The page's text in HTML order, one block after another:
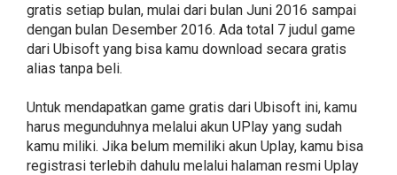
gratis setiap bulan, mulai dari bulan Juni 2016 sampai
dengan bulan Desember 2016. Ada total 7 judul game
dari Ubisoft yang bisa kamu download secara gratis
alias tanpa beli.
Untuk mendapatkan game gratis dari Ubisoft ini, kamu
harus megunduhnya melalui akun UPlay yang sudah
kamu miliki. Jika belum memiliki akun Uplay, kamu bisa
registrasi terlebih dahulu melalui halaman resmi Uplay